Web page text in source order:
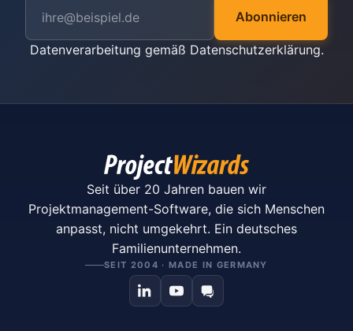
Abonnieren
Datenverarbeitung gemäß Datenschutzerklärung.
Seit über 20 Jahren bauen wir
Projektmanagement-Software, die sich Menschen
anpasst, nicht umgekehrt. Ein deutsches
Familienunternehmen.
SEIT 2004 · MADE IN GERMANY